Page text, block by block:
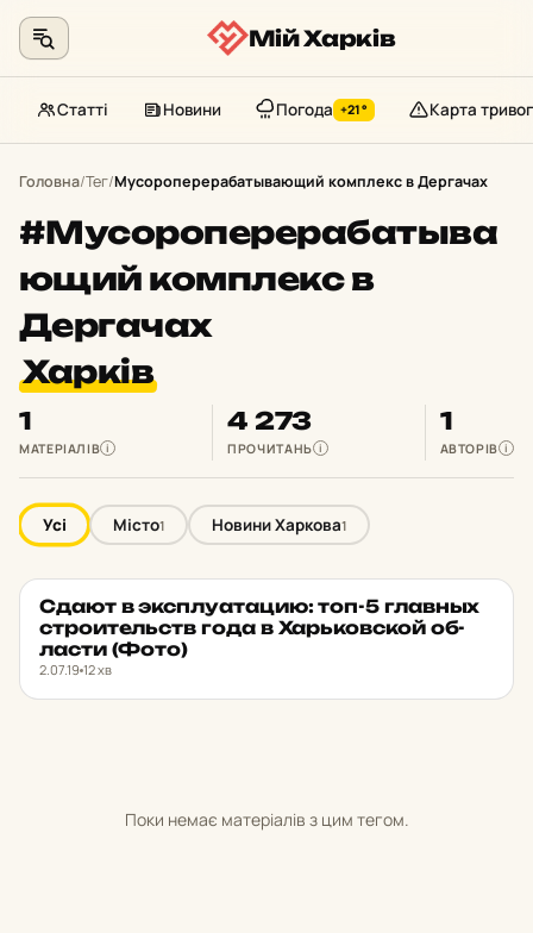
Мій Харків
Статті Новини Погода +21° Карта тривог
Головна/Тег/Мусороперерабатывающий комплекс в Дергачах
#Мусороперерабатыва
ющий комплекс в
Дергачах
Харків
1
МАТЕРІАЛІВ i
4 273
ПРОЧИТАНЬ i
1
АВТОРІВ i
Усі Місто1 Новини Харкова1
МІСТО ★ ОБРАНЕ
Сдают в эксплу­а­та­цию: топ-5 главных
стро­и­тельств года в Харь­ков­ской об­
лас­ти (Фото)
2.07.19 12 хв
Поки немає матеріалів з цим тегом.